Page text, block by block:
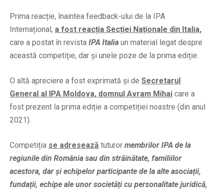
Prima reacție, înaintea feedback-ului de la IPA
Internațional, a fost reacția Secției Naționale din Italia,
care a postat în revista IPA Italia un material legat despre
această competiție, dar și unele poze de la prima ediție.
O altă apreciere a fost exprimată și de Secretarul
General al IPA Moldova, domnul Avram Mihai care a
fost prezent la prima ediție a competiției noastre (din anul
2021).
Competiția se adresează tuturor membrilor IPA de la
regiunile din România sau din străinătate, familiilor
acestora, dar și echipelor participante de la alte asociații,
fundații, echipe ale unor societăți cu personalitate juridică,